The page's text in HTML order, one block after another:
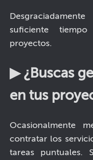
suficiente
proyectos.
▶ ¿Buscas
en tus
Ocasionalmente
contratar los
tareas puntuales.